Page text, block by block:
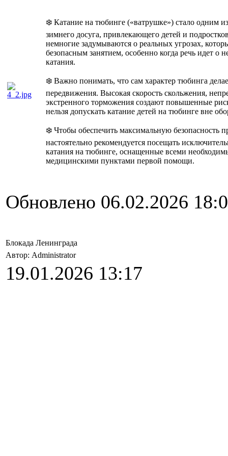
❄️ Катание на тюбинге («ватрушке») стало одним
зимнего досуга, привлекающего детей и
немногие задумываются о реальных угрозах,
безопасным занятием, особенно когда речь идет о
катания.
❄️ Важно понимать, что сам характер тюбинга
передвижения. Высокая скорость скольжения,
экстренного торможения создают повышенные
нельзя допускать катание детей на тюбинге вне
❄️ Чтобы обеспечить максимальную безопасность
настоятельно рекомендуется посещать
катания на тюбинге, оснащенные всеми
медицинскими пунктами первой помощи.
Обновлено 06.02.2026
Блокада Ленинграда
Автор: Administrator
19.01.2026 13:17